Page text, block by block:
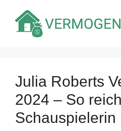
Inhalt
springen
Julia Roberts
2024 – So
Schauspielerin